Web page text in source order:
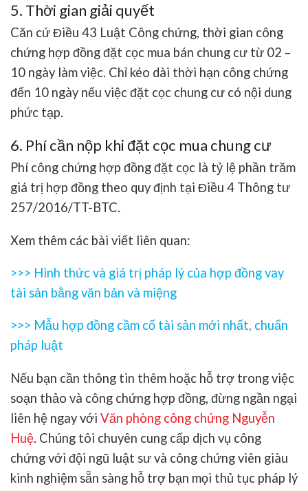
5. Thời gian giải quyết
Căn cứ Điều 43 Luật Công chứng, thời gian công
chứng hợp đồng đặt cọc mua bán chung cư từ 02 –
10 ngày làm việc. Chỉ kéo dài thời hạn công chứng
đến 10 ngày nếu việc đặt cọc chung cư có nội dung
phức tạp.
6. Phí cần nộp khi đặt cọc mua chung cư
Phí công chứng hợp đồng đặt cọc là tỷ lệ phần trăm
giá trị hợp đồng theo quy định tại Điều 4 Thông tư
257/2016/TT-BTC.
Xem thêm các bài viết liên quan:
>>> Hình thức và giá trị pháp lý của hợp đồng vay
tài sản bằng văn bản và miệng
>>> Mẫu hợp đồng cầm cố tài sản mới nhất, chuẩn
pháp luật
Nếu bạn cần thông tin thêm hoặc hỗ trợ trong việc
soạn thảo và công chứng hợp đồng, đừng ngần ngại
liên hệ ngay với Văn phòng công chứng Nguyễn
Huệ. Chúng tôi chuyên cung cấp dịch vụ công
chứng với đội ngũ luật sư và công chứng viên giàu
kinh nghiệm sẵn sàng hỗ trợ bạn mọi thủ tục pháp lý